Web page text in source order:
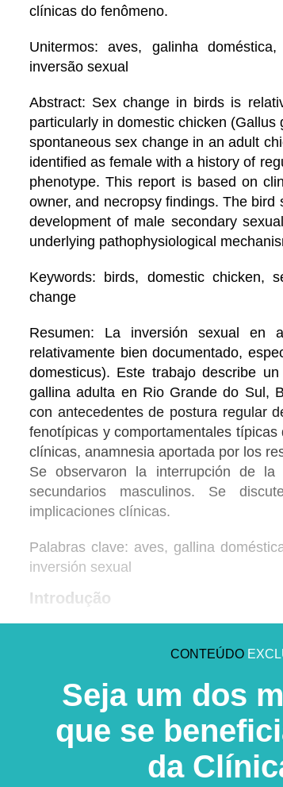
clínicas do fenômeno.
Unitermos: aves, galinha
inversão sexual
Abstract: Sex change in birds is
particularly in domestic chicken
spontaneous sex change in an adult
identified as female with a history of
phenotype. This report is based on
owner, and necropsy findings. The
development of male secondary
underlying pathophysiological
Keywords: birds, domestic chicken,
change
Resumen: La inversión sexual en
relativamente bien documentado,
domesticus). Este trabajo describe
gallina adulta en Rio Grande do Sul,
con antecedentes de postura regular
fenotípicas y comportamentales
clínicas, anamnesia aportada por los
Se observaron la interrupción de
secundarios masculinos. Se
implicaciones clínicas.
Palabras clave: aves, gallina
inversión sexual
Introdução
CONTEÚDO
Seja um dos
que se
da